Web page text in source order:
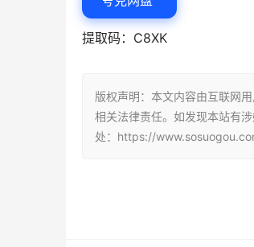
提取码：C8XK
版权声明：本文内容由互联网
相关法律责任。如发现本站有
处：https://